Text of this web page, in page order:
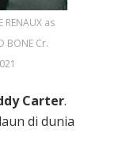
RENAUX as
BONE Cr.
Carter.
di dunia